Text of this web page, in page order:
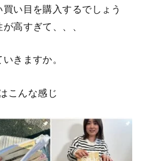
い目を購入するでしょう
高すぎて、、、
きますか。
こんな感じ